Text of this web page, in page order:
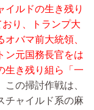
イルドの生き残り
り、トランプ大
バマ前大統領、
ン元国務長官をは
生き残り組ら「一
この掃討作戦は、
チャイルド系の麻